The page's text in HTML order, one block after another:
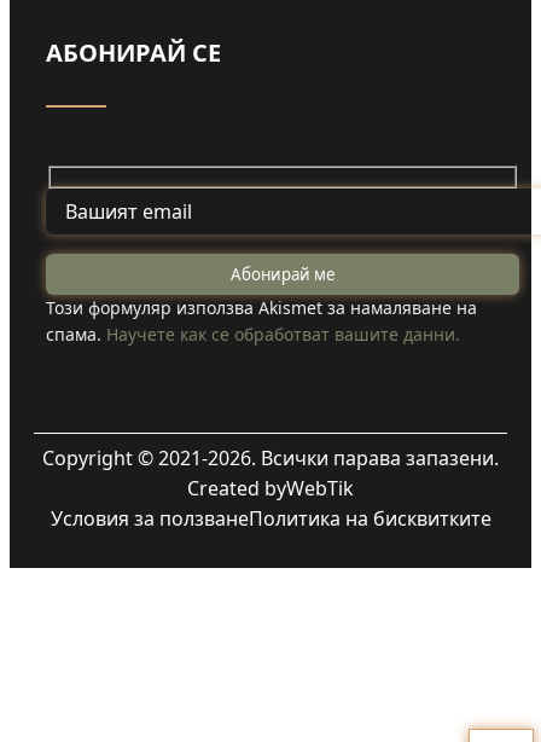
АБОНИРАЙ СЕ
Този формуляр използва Akismet за намаляване на
спама. Научете как се обработват вашите данни.
Copyright © 2021-2026. Всички парава запазени.
Created byWebTik
Условия за ползванеПолитика на бисквитките